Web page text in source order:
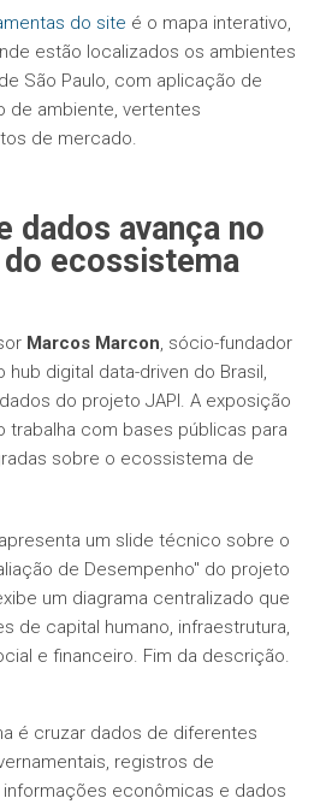
do site é o mapa interativo,
estão localizados os ambientes
São Paulo, com aplicação de
de ambiente, vertentes
de mercado.
dados avança no
ecossistema
Marcos Marcon, sócio-fundador
hub digital data-driven do Brasil,
do projeto JAPI. A exposição
com bases públicas para
sobre o ecossistema de
é cruzar dados de diferentes
registros de
econômicas e dados